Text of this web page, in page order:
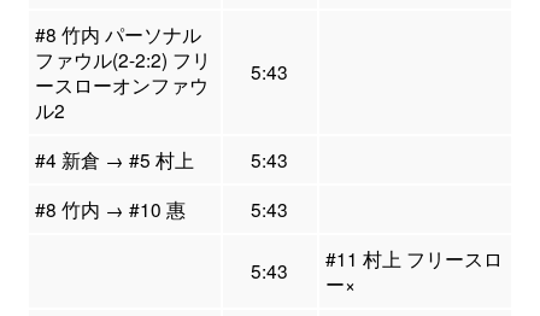
#8 竹内 パーソナル
ファウル(2-2:2) フリ
ースローオンファウ
ル2
5:43
#4 新倉 → #5 村上
5:43
#8 竹内 → #10 惠
5:43
5:43
#11 村上 フリースロ
ー×